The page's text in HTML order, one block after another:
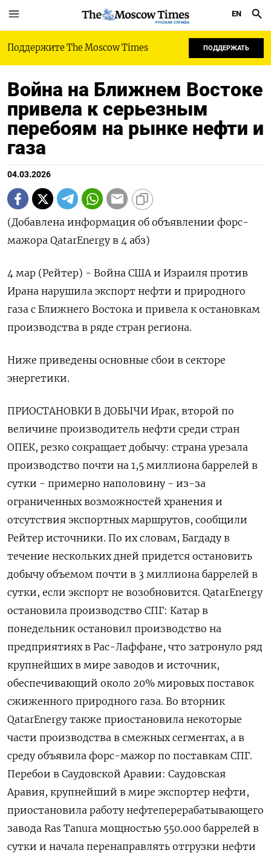
РУССКАЯ СЛУЖБА
EN
Поддержите The Moscow Times ПОДДЕРЖАТЬ
Война на Ближнем Востоке
привела к серьезным
перебоям на рынке нефти и
газа
04.03.2026
(Добавлена информация об объявлении форс-
мажора QatarEnergy в 4 абз)
4 мар (Рейтер) - Война США и Израиля против
Ирана нарушила экспорт нефти и природного
газа с Ближнего Востока и привела к остановкам
производства в ряде стран региона.
Ниже приведены основные ‌сбои в секторе
энергетики.
ПРИОСТАНОВКИ В ДОБЫЧИ Ирак, второй по
величине производитель нефти среди стран
ОПЕК, резко сокращает добычу: страна урезала
производство почти на 1,5 миллиона баррелей в
сутки - примерно наполовину - из-за
ограниченных возможностей хранения и ​
отсутствия экспортных маршрутов, сообщили
Рейтер источники. По ​их словам, Багдаду в
течение ​нескольких дней придется ⁠остановить
добычу объемом почти в 3 миллиона баррелей в
сутки, если экспорт ‌не возобновится. QatarEnergy
остановила производство СПГ: Катар в
‌понедельник остановил производство на
предприятиях в Рас-Лаффане, что затронуло ряд
крупнейших в мире заводов и источник,
обеспечивающий около 20% ​мировых поставок
сжиженного природного газа. Во вторник
QatarEnergy также приостановила некоторые
части производства в смежных ‌сегментах, а в
среду объявила форс-мажор по поставкам СПГ.
Перебои в Саудовской Аравии: Саудовская
Аравия, крупнейший ​в мире экспортер нефти,
приостановила работу нефтеперерабатывающего
завода Ras Tanura мощностью 550.000 баррелей в
сутки и начала ‌перенаправлять отгрузки нефти